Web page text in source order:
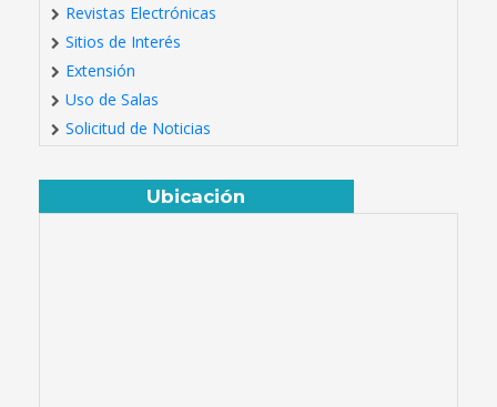
Revistas Electrónicas
Sitios de Interés
Extensión
Uso de Salas
Solicitud de Noticias
Ubicación